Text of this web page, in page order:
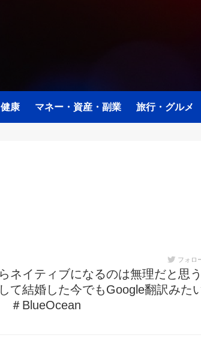
康 マネー・資産・副業 旅行・グルメ
フォロ
イティブになるのは無理だと思う
て結婚した今でもGoogle翻訳みた
＃BlueOcean